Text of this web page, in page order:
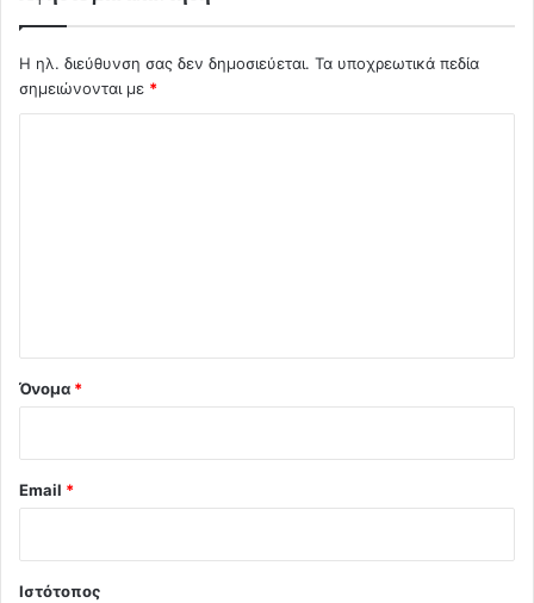
Η ηλ. διεύθυνση σας δεν δημοσιεύεται. Τα υποχρεωτικά πεδία
σημειώνονται με *
Όνομα *
Email *
Ιστότοπος